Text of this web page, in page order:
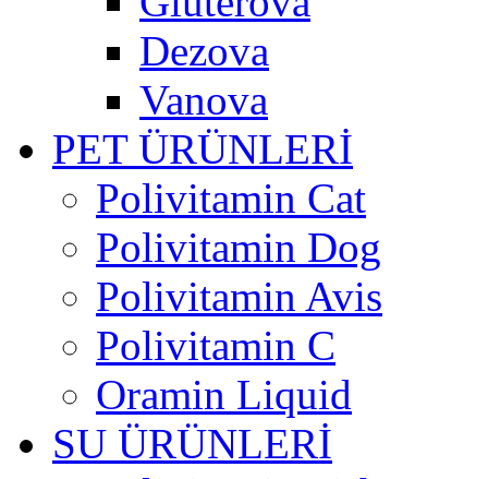
Dezova
Vanova
PET ÜRÜNLERİ
Polivitamin Cat
Polivitamin Dog
Polivitamin Avis
Polivitamin C
Oramin Liquid
SU ÜRÜNLERİ